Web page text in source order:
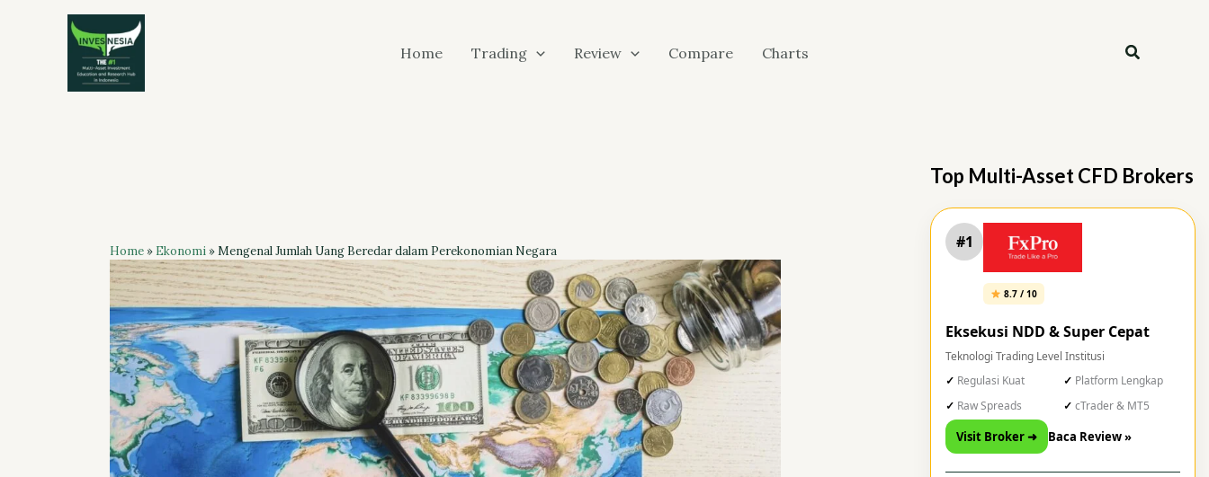
Home Trading Review Compare Charts Search
Home» Ekonomi»Mengenal Jumlah Uang Beredar dalam Perekonomian Negara
Top Multi-Asset CFD Brokers
#1
8.7 / 10
Eksekusi NDD & Super Cepat
Teknologi Trading Level Institusi
Regulasi Kuat
Platform Lengkap
Raw Spreads
cTrader & MT5
Visit Broker ➜ Baca Review »